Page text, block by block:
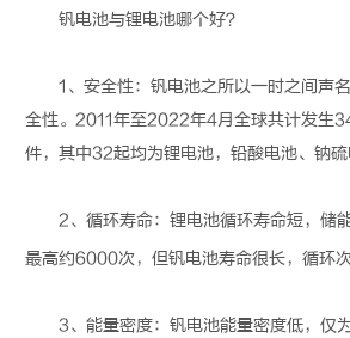
钒电池与锂电池哪个好？
1、安全性：钒电池之所以一时之间声
全性。2011年至2022年4月全球共计发生
件，其中32起均为锂电池，铅酸电池、钠硫
2、循环寿命：锂电池循环寿命短，储
最高约6000次，但钒电池寿命很长，循环
3、能量密度：钒电池能量密度低，仅